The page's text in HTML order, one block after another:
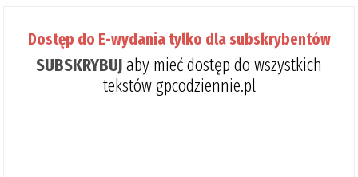
Dostęp do E-wydania tylko dla subskrybentów
SUBSKRYBUJaby mieć dostęp do wszystkich
tekstów gpcodziennie.pl